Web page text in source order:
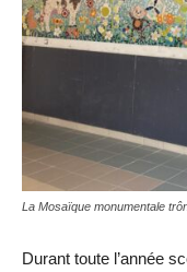
La Mosaïque monumentale
Durant toute l’année